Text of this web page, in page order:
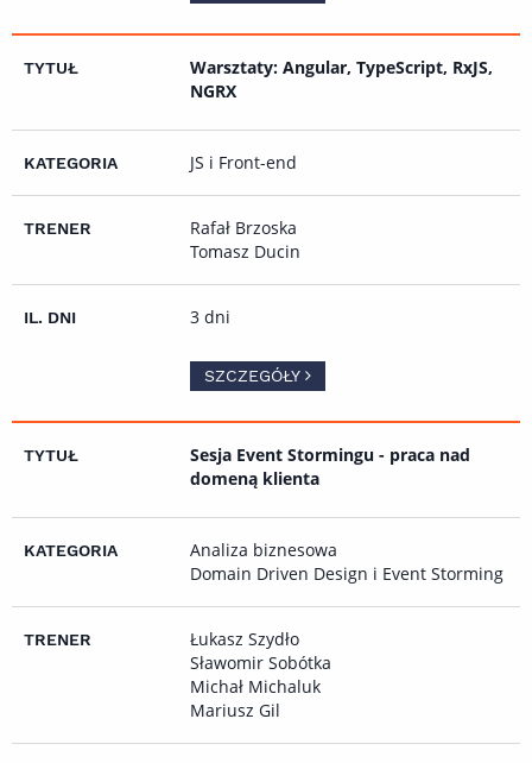
Warsztaty: Angular, TypeScript, RxJS,
NGRX
JS i Front-end
Rafał Brzoska
Tomasz Ducin
3 dni
SZCZEGÓŁY
Sesja Event Stormingu - praca nad
domeną klienta
Analiza biznesowa
Domain Driven Design i Event Storming
Łukasz Szydło
Sławomir Sobótka
Michał Michaluk
Mariusz Gil